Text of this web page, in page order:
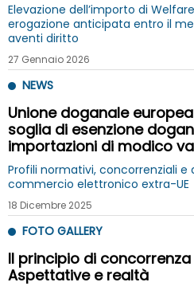
Elevazione dell’importo di
erogazione anticipata entro il
aventi diritto
27 Gennaio 2026
NEWS
Unione doganale
soglia di esenzione
importazioni di modico
Profili normativi, concorrenziali
commercio elettronico extra-UE
18 Dicembre 2025
FOTO GALLERY
Il principio di
Aspettative e realtà